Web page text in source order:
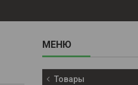
Товары